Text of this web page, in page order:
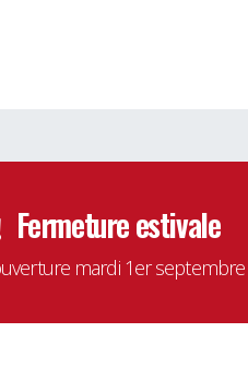
Fermeture estivale
mardi 1er septembre